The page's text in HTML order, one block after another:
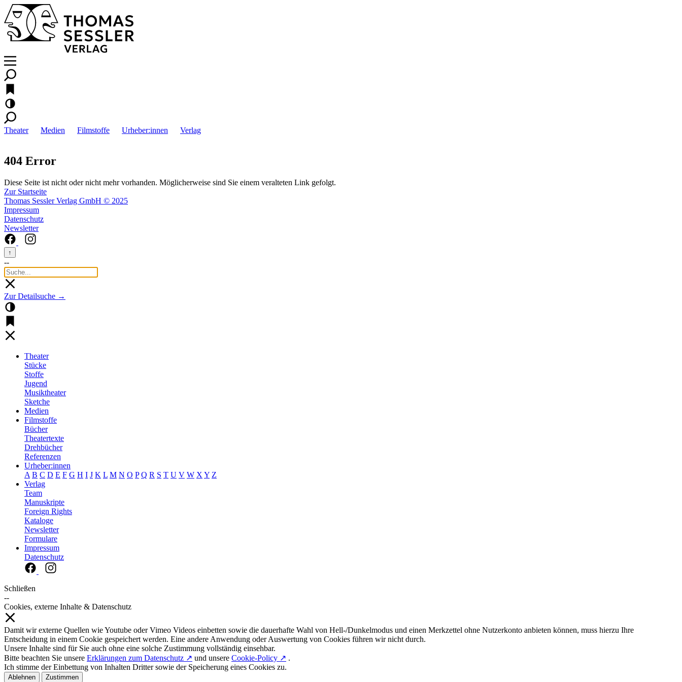
Theater Medien Filmstoffe Urheber:innen Verlag
404 Error
Diese Seite ist nicht oder nicht mehr vorhanden. Möglicherweise sind Sie einem veralteten Link gefolgt.
Zur Startseite
Thomas Sessler Verlag GmbH © 2025
Impressum
Datenschutz
Newsletter
↑
--
Zur Detailsuche →
Theater
Stücke
Stoffe
Jugend
Musiktheater
Sketche
Medien
Filmstoffe
Bücher
Theatertexte
Drehbücher
Referenzen
Urheber:innen
A B C D E F G H I J K L M N O P Q R S T U V W X Y Z
Verlag
Team
Manuskripte
Foreign Rights
Kataloge
Newsletter
Formulare
Impressum
Datenschutz
Schließen
--
Cookies, externe Inhalte & Datenschutz
Damit wir externe Quellen wie Youtube oder Vimeo Videos einbetten sowie die dauerhafte Wahl von Hell-/Dunkelmodus und einen Merkzettel ohne Nutzerkonto anbieten können, muss hierzu Ihre
Entscheidung in einem Cookie gespeichert werden. Eine andere Anwendung oder Auswertung von Cookies führen wir nicht durch.
Unsere Inhalte sind für Sie auch ohne eine solche Zustimmung vollständig einsehbar.
Bitte beachten Sie unsere Erklärungen zum Datenschutz ↗ und unsere Cookie-Policy ↗ .
Ich stimme der Einbettung von Inhalten Dritter sowie der Speicherung eines Cookies zu.
Ablehnen Zustimmen